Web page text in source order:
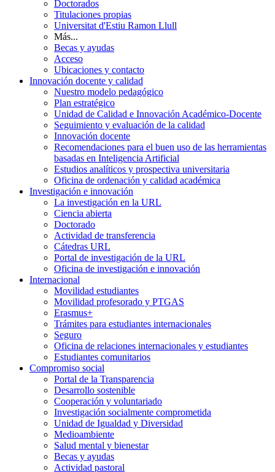
Doctorados
Titulaciones propias
Universitat d'Estiu Ramon Llull
Más...
Becas y ayudas
Acceso
Ubicaciones y contacto
Innovación docente y calidad
Nuestro modelo pedagógico
Plan estratégico
Unidad de Calidad e Innovación Académico-Docente
Seguimiento y evaluación de la calidad
Innovación docente
Recomendaciones para el buen uso de las herramientas
basadas en Inteligencia Artificial
Estudios analíticos y prospectiva universitaria
Oficina de ordenación y calidad académica
Investigación e innovación
La investigación en la URL
Ciencia abierta
Doctorado
Actividad de transferencia
Cátedras URL
Portal de investigación de la URL
Oficina de investigación e innovación
Internacional
Movilidad estudiantes
Movilidad profesorado y PTGAS
Erasmus+
Trámites para estudiantes internacionales
Seguro
Oficina de relaciones internacionales y estudiantes
Estudiantes comunitarios
Compromiso social
Portal de la Transparencia
Desarrollo sostenible
Cooperación y voluntariado
Investigación socialmente comprometida
Unidad de Igualdad y Diversidad
Medioambiente
Salud mental y bienestar
Becas y ayudas
Actividad pastoral